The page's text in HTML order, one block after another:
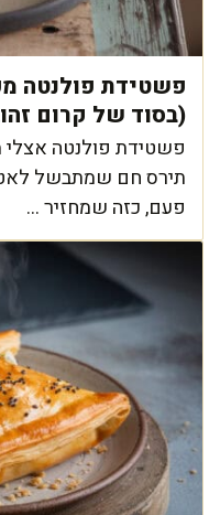
פשטידת פולנטה
(בסוד של קרום
פשטידת פולנטה
תירס חם שמתבשל
פעם, כזה שמחזיר ...